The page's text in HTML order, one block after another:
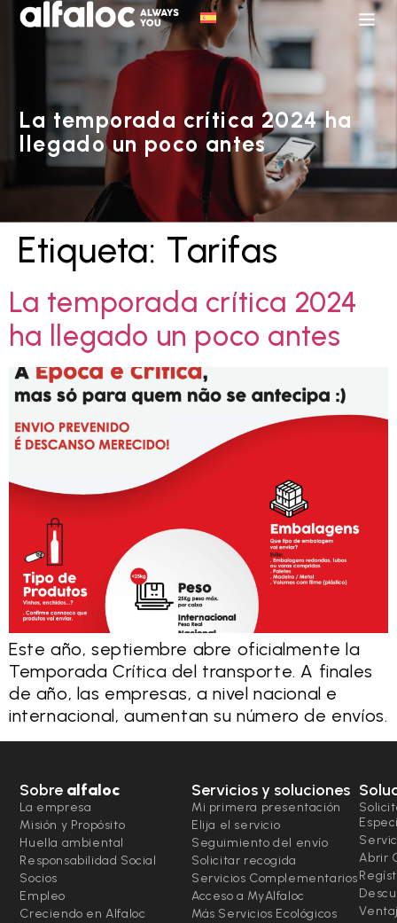
La temporada crítica 2024 ha
llegado un poco antes
Etiqueta: Tarifas
La temporada crítica 2024
ha llegado un poco antes
Este año, septiembre abre oficialmente la
Temporada Crítica del transporte. A finales
de año, las empresas, a nivel nacional e
internacional, aumentan su número de envíos.
Sobre alfaloc
La empresa
Misión y Propósito
Huella ambiental
Responsabilidad Social
Socios
Empleo
Creciendo en Alfaloc
Servicios y soluciones
Mi primera presentación
Elija el servicio
Seguimiento del envío
Solicitar recogida
Servicios Complementarios
Acceso a MyAlfaloc
Más Servicios Ecológicos
Abrir